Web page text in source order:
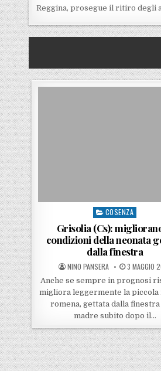
Reggina, prosegue il ritiro degli
Posted in
COSENZA
Grisolia (Cs):
condizioni della neonata
dalla finestra
POSTED BY
NINO PANSERA POSTED ON
3 MAGGIO
Anche se sempre in prognosi
migliora leggermente la piccola
romena, gettata dalla finestra
madre subito dopo il…